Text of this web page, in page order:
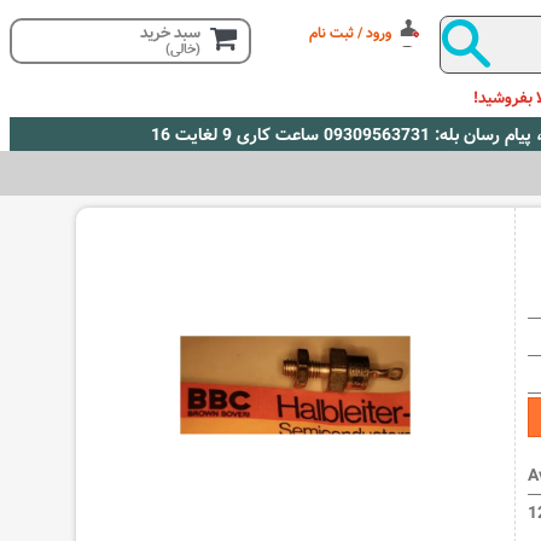
ورود / ثبت نام سبد خرید
(خالی)
بفروشید!